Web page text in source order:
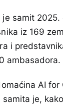
je samit
iz 169
i
ambasadora.
AI for
je,